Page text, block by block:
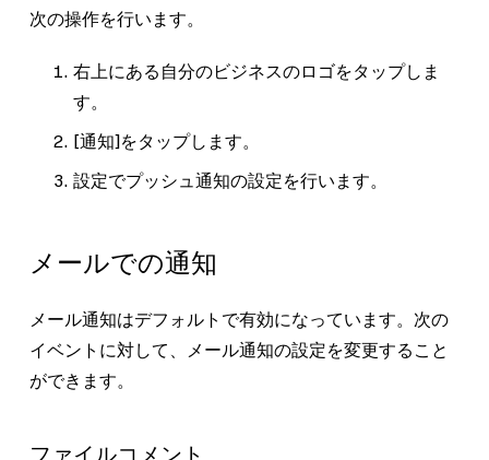
次の操作を行います。
右上にある自分のビジネスのロゴをタップしま
す。
[通知]をタップします。
設定でプッシュ通知の設定を行います。
メールでの通知
メール通知はデフォルトで有効になっています。次の
イベントに対して、メール通知の設定を変更すること
ができます。
ファイルコメント